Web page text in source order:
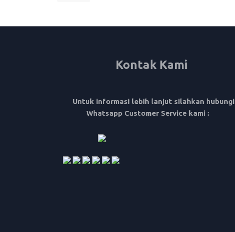
Kontak Kami
Untuk informasi lebih lanjut silahkan hubungi
Whatsapp Customer Service kami :